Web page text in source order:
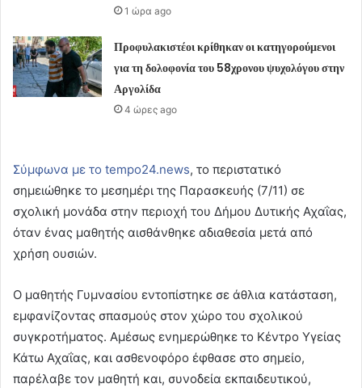
1 ώρα ago
Προφυλακιστέοι κρίθηκαν οι κατηγορούμενοι
για τη δολοφονία του 58χρονου ψυχολόγου στην
Αργολίδα
4 ώρες ago
Σύμφωνα με το tempo24.news, το περιστατικό
σηµειώθηκε το µεσηµέρι της Παρασκευής (7/11) σε
σχολική µονάδα στην περιοχή του ∆ήµου ∆υτικής Αχαΐας,
όταν ένας µαθητής αισθάνθηκε αδιαθεσία µετά από
χρήση ουσιών.
Ο µαθητής Γυµνασίου εντοπίστηκε σε άθλια κατάσταση,
εµφανίζοντας σπασµούς στον χώρο του σχολικού
συγκροτήµατος. Αµέσως ενηµερώθηκε το Κέντρο Υγείας
Κάτω Αχαΐας, και ασθενοφόρο έφθασε στο σηµείο,
παρέλαβε τον µαθητή και, συνοδεία εκπαιδευτικού,